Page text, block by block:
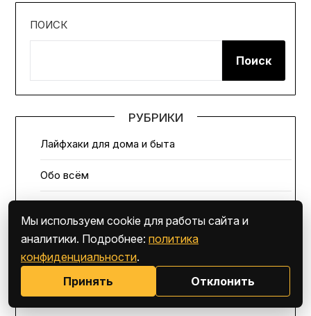
ПОИСК
Поиск
РУБРИКИ
Лайфхаки для дома и быта
Обо всём
Планирование и подготовка к ремонту
Экономия при ремонте
Этапы строительства
Мы используем cookie для работы сайта и
аналитики. Подробнее: политика
конфиденциальности.
Принять
Отклонить